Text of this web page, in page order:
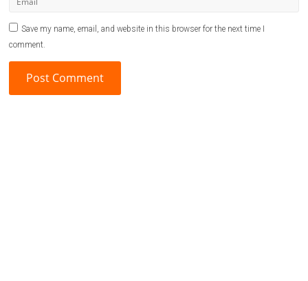
Save my name, email, and website in this browser for the next time I
comment.